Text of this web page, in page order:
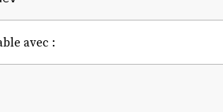
avec :